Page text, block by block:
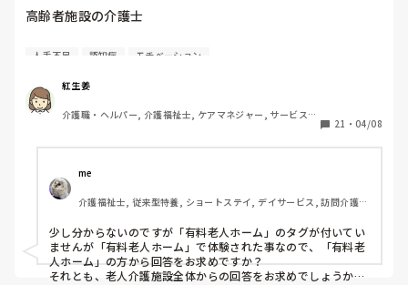
その利用者は女性ですか？
女性スタッフにケアしてもらいたい男性利用者なのでしょう
ないと思うのですが…
夜勤の時の対応ができないという事ですかね？
他のユニットの男性スタッフが対応しても男性であることを理
由に拒否なのでしょうか？
おかっちさんの性別は変えられないし、認知症も正直好転はな
いし、そもそも男性嫌いが認知症所以かどうかも分かりません
よね？
高齢者施設の介護士
→1人に時間をかけるわけにはいかないからと、そのままに
しておくスタッフ。
自分は不安になったことがないのですか👀
話を聞くこと。は、とても時間がかかるかもしれないけど
それが１時間もかかるわけではない。
話を聞かないことで、
不安がより、エスカレートすると思うのですが👀
ただ、もしかすると？
人手不足 認知症 モチベーション
紅生姜
介護職・ヘルパー, 介護福祉士, ケアマネジャー, サービス提
21 ・ 04/08
me
介護福祉士, 従来型特養, ショートステイ, デイサービス, 訪問介護,
少し分からないのですが「有料老人ホーム」のタグが付いてい
ませんが「有料老人ホーム」で体験された事なので、「有料老
人ホーム」の方から回答をお求めですか？
それとも、老人介護施設全体からの回答をお求めでしょうか？